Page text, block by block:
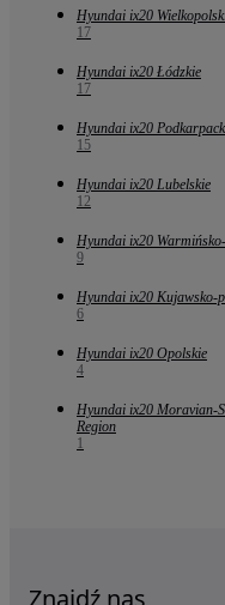
Hyundai ix20
17
Hyundai ix20 Łódzkie
17
Hyundai ix20
15
Hyundai ix20 Lubelskie
12
Hyundai ix20
9
Hyundai ix20 Kujawsko-
6
Hyundai ix20 Opolskie
4
Hyundai ix20 Moravian-
Region
1
Znajdź nas